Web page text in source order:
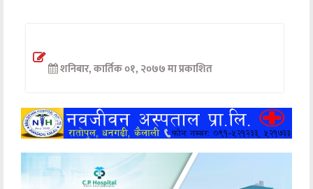
अन्तर्वार्ता
खेलकुद
मनोरञ्जन
अन्य
शनिबार, कार्तिक ०१, २०७७ मा प्रकाशित